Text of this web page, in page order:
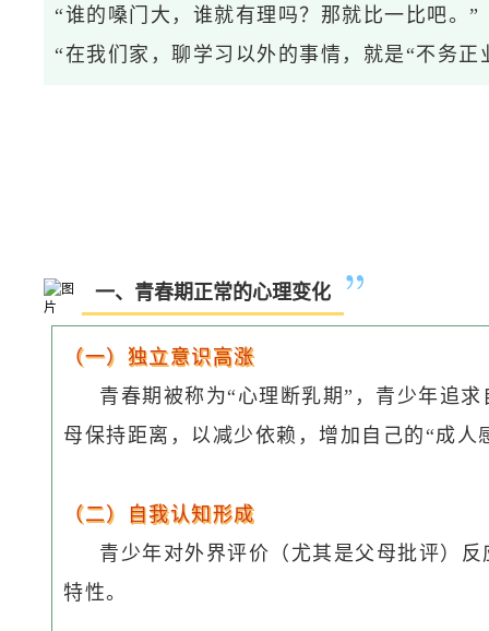
“谁的嗓门大，谁就有理吗？那就比一比吧。”
“在我们家，聊学习以外的事情，就是“不务正
一、青春期正常的心理变化
（一）独立意识高涨
青春期被称为“心理断乳期”，青少年追
母保持距离，以减少依赖，增加自己的“成人
（二）自我认知形成
青少年对外界评价（尤其是父母批评）
特性。